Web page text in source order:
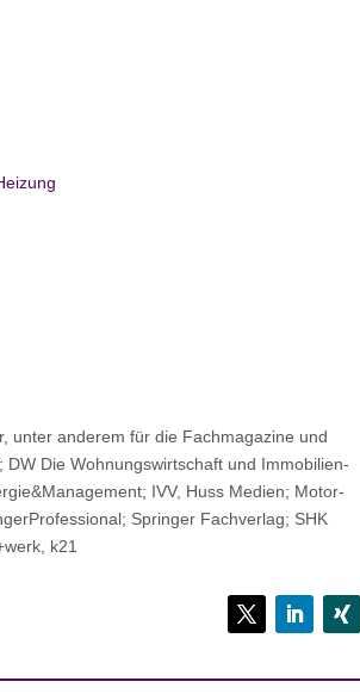
unter anderem für die Fach­ma­ga­zine und
DW Die Woh­nungs­wirt­schaft und Immo­bi­li­en­
IVV, Huss Medien; Motor­
Sprin­ger Fachverlag; SHK
k21